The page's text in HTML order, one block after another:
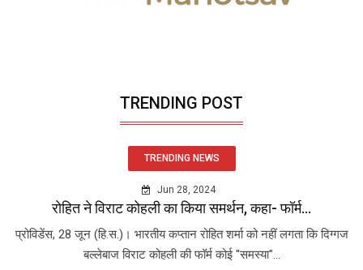
TRENDING POST
TRENDING NEWS
Jun 28, 2024
रोहित ने विराट कोहली का किया समर्थन, कहा- फॉर्म...
प्रोविडेंस, 28 जून (हि.स.)। भारतीय कप्तान रोहित शर्मा को नहीं लगता कि दिग्गज
बल्लेबाज विराट कोहली की फॉर्म कोई "समस्या"...